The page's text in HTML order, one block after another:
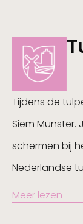
Tijdens de
Siem Munster.
schermen bij
Nederlandse
Meer lezen